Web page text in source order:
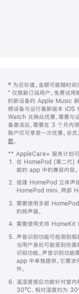
页
页
脚
注
‡ 为近似值。金额可能随时间
⁺ 仅限新订阅用户。免费试
的新设备的 Apple Music 新
频设备与运行最新版本
Watch 兑换此优惠，需要与
备激活后，需要在 3 个月内
账户仅可享受一次优惠。会
款。
窗
口
中
打
开)
** AppleCare+ 服务计划可
在 HomePod (第二代)
能的 app 中的兼容内容
组建 HomePod 立体声
HomePod mini、两部
需要使用多部 HomePod
的扬声器。
需要使用支持 HomeKit
声音识别功能可检测到烟
当用户身处可能受到伤害
识别功能。声音识别功能
app 中单独提供。它要
件。
温湿度感应功能针对室内
30ºC、相对湿度约为